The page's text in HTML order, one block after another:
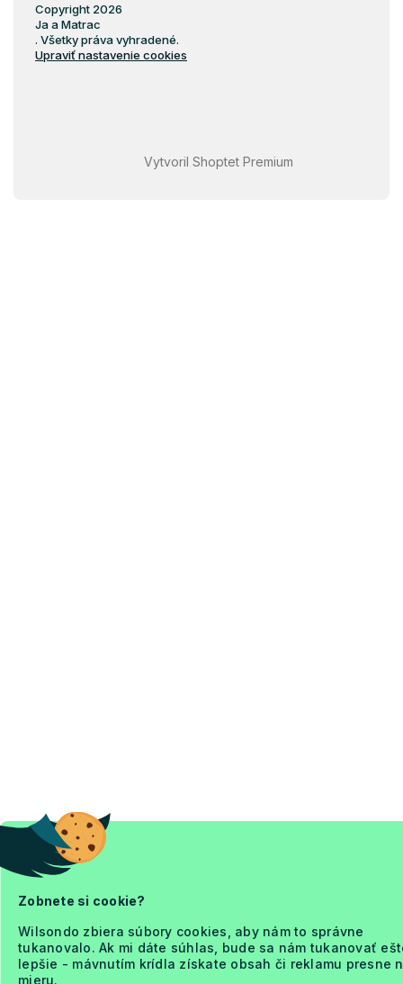
Zobnete si cookie?
Wilsondo zbiera súbory cookies, aby nám to správne
tukanovalo. Ak mi dáte súhlas, bude sa nám tukanovať
lepšie - mávnutím krídla získate obsah či reklamu presne
mieru.
Matrace 70x190
Matrace 75x200
Vytvoril Shoptet Premium
Copyright 2026
Ja a Matrac
. Všetky práva vyhradené.
Upraviť nastavenie cookies